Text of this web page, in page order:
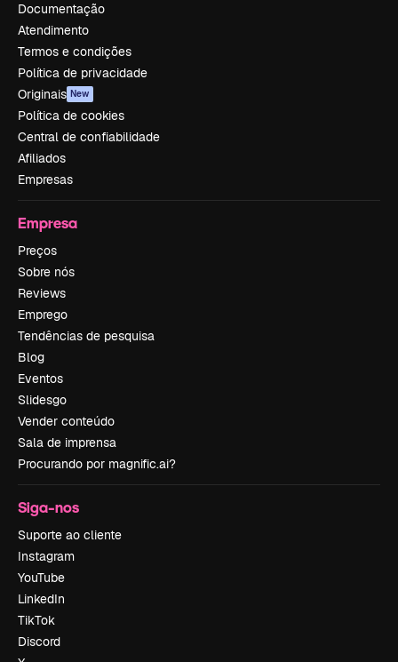
Documentação
Atendimento
Termos e condições
Política de privacidade
Originais New
Política de cookies
Central de confiabilidade
Afiliados
Empresas
Empresa
Preços
Sobre nós
Reviews
Emprego
Tendências de pesquisa
Blog
Eventos
Slidesgo
Vender conteúdo
Sala de imprensa
Procurando por magnific.ai?
Siga-nos
Suporte ao cliente
Instagram
YouTube
LinkedIn
TikTok
Discord